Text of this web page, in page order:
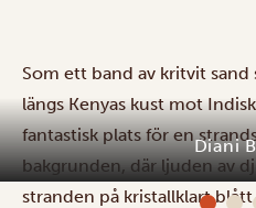
Diani
Som ett band av kritvit sand
längs Kenyas kust mot
fantastisk plats för en
bakgrunden, där ljuden av
stranden på kristallklart